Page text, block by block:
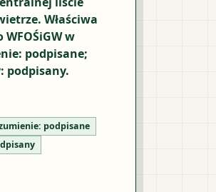
Właściwa
w
podpisane;
podpisany.
podpisane